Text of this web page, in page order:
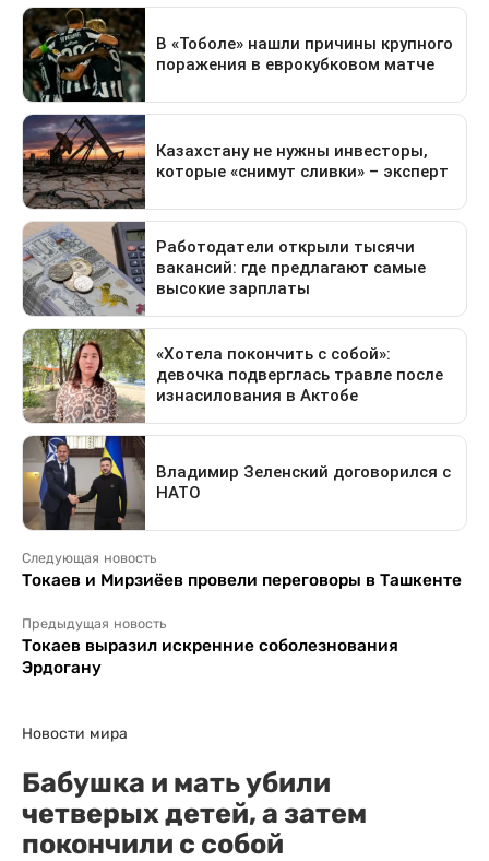
Следующая новость
Токаев и Мирзиёев провели переговоры в Ташкенте
Предыдущая новость
Токаев выразил искренние соболезнования
Эрдогану
Новости мира
Бабушка и мать убили
четверых детей, а затем
покончили с собой